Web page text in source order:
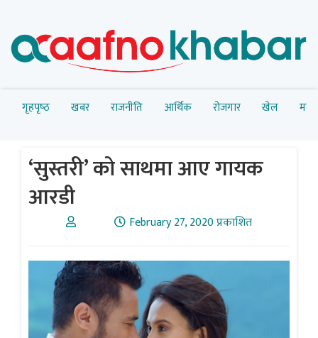
गृहपृष्‍ठ खबर राजनीति आर्थिक रोजगार खेल
‘सुस्तरी’ को साथमा आए गायक
आरडी
February 27, 2020 प्रकाशित